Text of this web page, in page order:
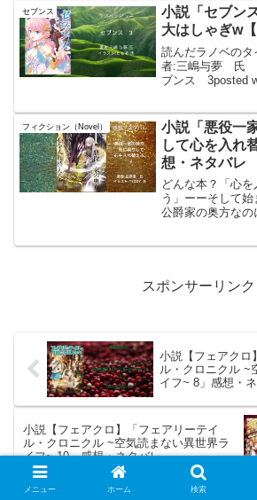
海奥地のコルミ村
多種多様な高ラ
セブンス
小説「セブン
大はしゃぎw
読んだラノベの
者:三嶋与夢 氏
ブンス 3posted
入hontoで購入 紀
フィクション（Novel）
小説「悪役一
して心を入れ
想・ネタバレ
どんな本？「心
う」ーーそして始
公爵家の奥方なの
スポンサーリンク
小説【フェアクロ
ル・クロニクル ~
イフ~ 8」感想・
小説【フェアクロ】「フェアリーテイ
ル・クロニクル ~空気読まない異世界ラ
イフ~ 10」感想・ネタバレ
メニュー ホーム 検索